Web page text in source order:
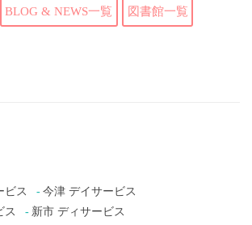
BLOG & NEWS一覧 図書館一覧
ビス
今津 デイサービス
ス
新市 ディサービス